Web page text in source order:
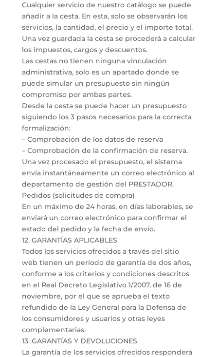
Cualquier servicio de nuestro catálogo se puede
añadir a la cesta. En esta, solo se observarán los
servicios, la cantidad, el precio y el importe total.
Una vez guardada la cesta se procederá a calcular
los impuestos, cargos y descuentos.
Las cestas no tienen ninguna vinculación
administrativa, solo es un apartado donde se
puede simular un presupuesto sin ningún
compromiso por ambas partes.
Desde la cesta se puede hacer un presupuesto
siguiendo los 3 pasos necesarios para la correcta
formalización:
– Comprobación de los datos de reserva
– Comprobación de la confirmación de reserva.
Una vez procesado el presupuesto, el sistema
envía instantáneamente un correo electrónico al
departamento de gestión del PRESTADOR.
Pedidos (solicitudes de compra)
En un máximo de 24 horas, en días laborables, se
enviará un correo electrónico para confirmar el
estado del pedido y la fecha de envío.
12. GARANTÍAS APLICABLES
Todos los servicios ofrecidos a través del sitio
web tienen un período de garantía de dos años,
conforme a los criterios y condiciones descritos
en el Real Decreto Legislativo 1/2007, de 16 de
noviembre, por el que se aprueba el texto
refundido de la Ley General para la Defensa de
los consumidores y usuarios y otras leyes
complementarias.
13. GARANTÍAS Y DEVOLUCIONES
La garantía de los servicios ofrecidos responderá